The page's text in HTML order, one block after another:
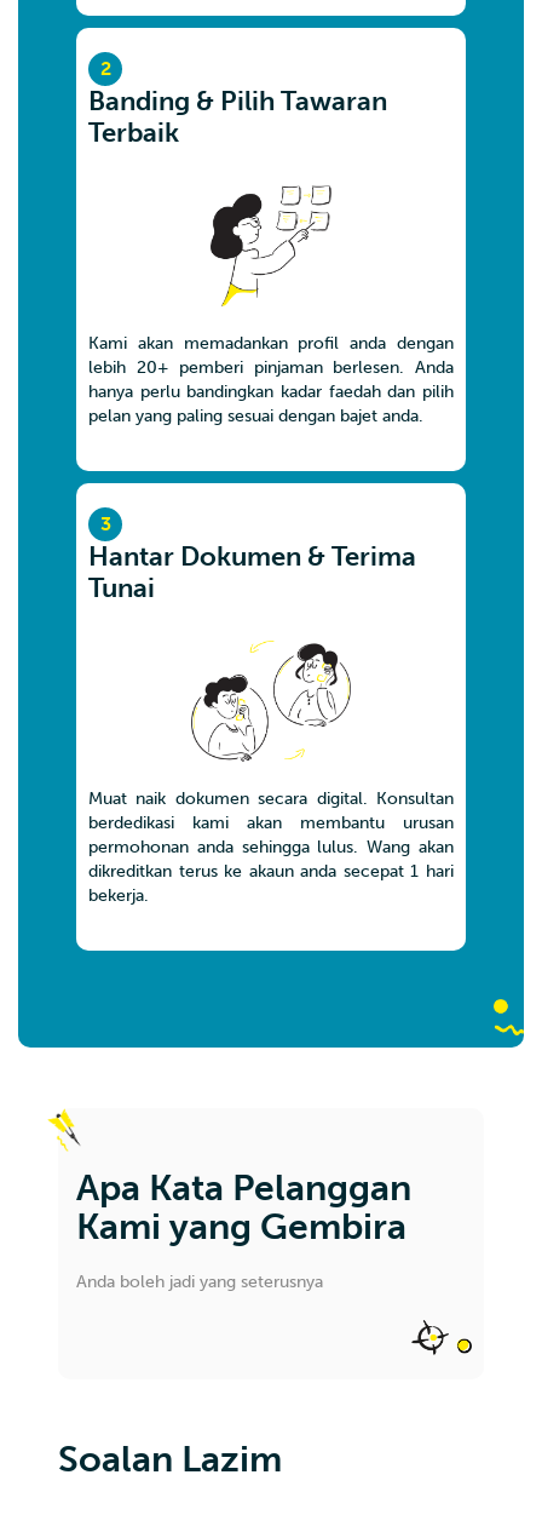
2
Banding & Pilih Tawaran
Terbaik
Kami akan memadankan profil anda dengan
lebih 20+ pemberi pinjaman berlesen. Anda
hanya perlu bandingkan kadar faedah dan pilih
pelan yang paling sesuai dengan bajet anda.
3
Hantar Dokumen & Terima
Tunai
Muat naik dokumen secara digital. Konsultan
berdedikasi kami akan membantu urusan
permohonan anda sehingga lulus. Wang akan
dikreditkan terus ke akaun anda secepat 1 hari
bekerja.
Apa Kata Pelanggan
Kami yang Gembira
Anda boleh jadi yang seterusnya
Soalan Lazim